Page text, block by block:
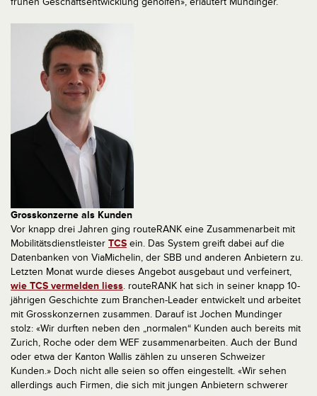
Grosskonzerne als Kunden
Vor knapp drei Jahren ging routeRANK eine Zusammenarbeit mit
Mobilitätsdienstleister TCS ein. Das System greift dabei auf die
Datenbanken von ViaMichelin, der SBB und anderen Anbietern zu.
Letzten Monat wurde dieses Angebot ausgebaut und verfeinert,
wie TCS vermelden liess. routeRANK hat sich in seiner knapp 10-
jährigen Geschichte zum Branchen-Leader entwickelt und arbeitet
mit Grosskonzernen zusammen. Darauf ist Jochen Mundinger
stolz: «Wir durften neben den „normalen“ Kunden auch bereits mit
Zurich, Roche oder dem WEF zusammenarbeiten. Auch der Bund
oder etwa der Kanton Wallis zählen zu unseren Schweizer
Kunden.» Doch nicht alle seien so offen eingestellt. «Wir sehen
allerdings auch Firmen, die sich mit jungen Anbietern schwerer